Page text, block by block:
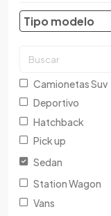
Bentley
Brilliance
Changfeng
Changhe
Chery
Tipo modelo
Camionetas Suv
Deportivo
Hatchback
Pick up
Sedan
Station Wagon
Vans